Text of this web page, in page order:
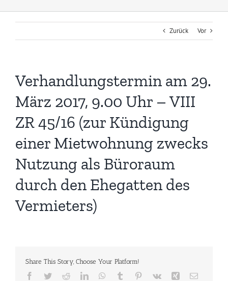
Zurück Vor
Verhandlungstermin am 29.
März 2017, 9.00 Uhr – VIII
ZR 45/16 (zur Kündigung
einer Mietwohnung zwecks
Nutzung als Büroraum
durch den Ehegatten des
Vermieters)
Share This Story, Choose Your Platform!
Facebook
TwitterRedditLinkedInWhatsApp
Tumblr Pinterest
Vk Xing E-